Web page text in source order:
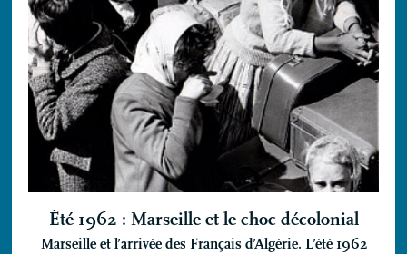
Été 1962 : Marseille et le choc décolonial
Marseille et l’arrivée des Français d’Algérie. L’été 1962